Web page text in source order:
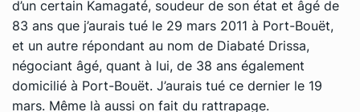
d’un certain Kamagaté, soudeur de son état et âgé de
83 ans que j’aurais tué le 29 mars 2011 à Port-Bouët,
et un autre répondant au nom de Diabaté Drissa,
négociant âgé, quant à lui, de 38 ans également
domicilié à Port-Bouët. J’aurais tué ce dernier le 19
mars. Même là aussi on fait du rattrapage.